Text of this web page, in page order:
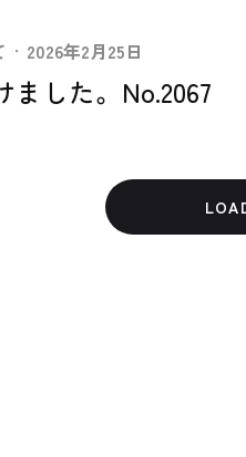
· 2026年2月25日
した。No.2067